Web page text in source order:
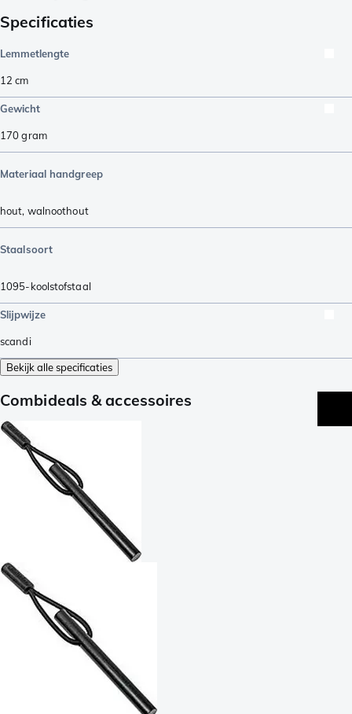
Specificaties
Lemmetlengte
12 cm
Gewicht
170gram
Materiaal handgreep
hout, walnoothout
Staalsoort
1095-koolstofstaal
Slijpwijze
scandi
Bekijk alle specificaties
Combideals & accessoires